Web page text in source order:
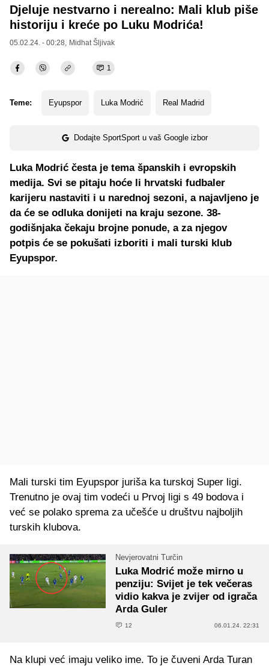
Djeluje nestvarno i nerealno: Mali klub piše
historiju i kreće po Luku Modrića!
05.02.24. - 00:28, Midhat Šljivak
1
Teme: Eyupspor Luka Modrić Real Madrid
Dodajte SportSport u vaš Google izbor
Luka Modrić česta je tema španskih i evropskih
medija. Svi se pitaju hoće li hrvatski fudbaler
karijeru nastaviti i u narednoj sezoni, a najavljeno je
da će se odluka donijeti na kraju sezone. 38-
godišnjaka čekaju brojne ponude, a za njegov
potpis će se pokušati izboriti i mali turski klub
Eyupspor.
Mali turski tim Eyupspor juriša ka turskoj Super ligi.
Trenutno je ovaj tim vodeći u Prvoj ligi s 49 bodova i
već se polako sprema za učešće u društvu najboljih
turskih klubova.
Nevjerovatni Turčin
Luka Modrić može mirno u
penziju: Svijet je tek večeras
vidio kakva je zvijer od igrača
Arda Guler
12 06.01.24. 22:31
Na klupi već imaju veliko ime. To je čuveni Arda Turan